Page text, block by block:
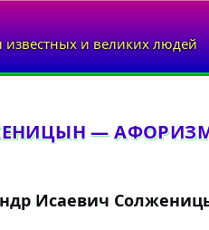
и великих людей
—
Исаевич